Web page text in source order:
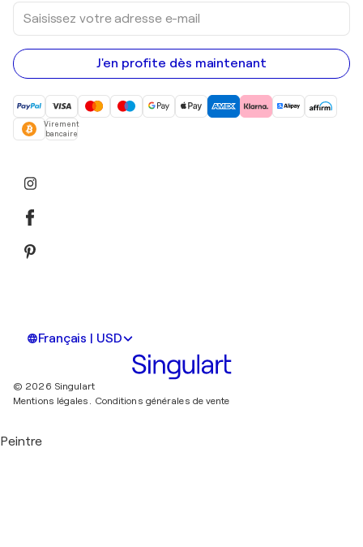
Saisissez
votre
adresse
e-
mail
J'en profite dès maintenant
Virement
bancaire
Français | USD
© 2026 Singulart
Mentions légales.
Conditions générales de vente
Peintre